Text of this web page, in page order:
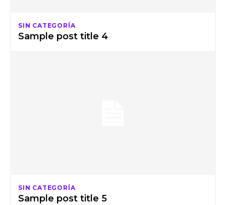
SIN CATEGORÍA
Sample post title 4
SIN CATEGORÍA
Sample post title 5